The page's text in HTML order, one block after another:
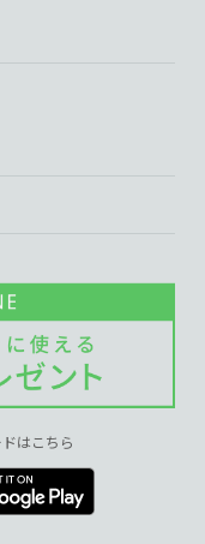
はこちら